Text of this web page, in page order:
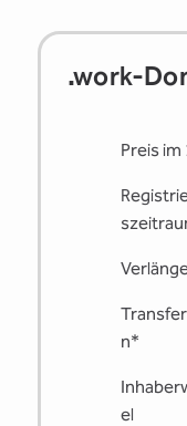
.work-
Preis im
n*
el